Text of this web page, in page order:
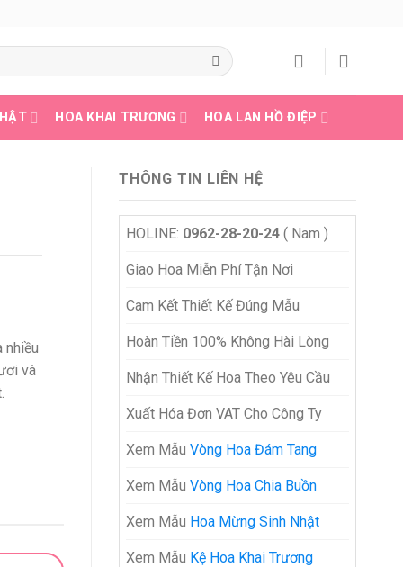
HOA KHAI TRƯƠNG HOA LAN HỒ ĐIỆP
nhiều
và
THÔNG TIN LIÊN HỆ
HOLINE: 0962-28-20-24 ( Nam )
Giao Hoa Miễn Phí Tận Nơi
Cam Kết Thiết Kế Đúng Mẫu
Hoàn Tiền 100% Không Hài Lòng
Nhận Thiết Kế Hoa Theo Yêu Cầu
Xuất Hóa Đơn VAT Cho Công Ty
Xem Mẫu Vòng Hoa Đám Tang
Xem Mẫu Vòng Hoa Chia Buồn
Xem Mẫu Hoa Mừng Sinh Nhật
Xem Mẫu Kệ Hoa Khai Trương